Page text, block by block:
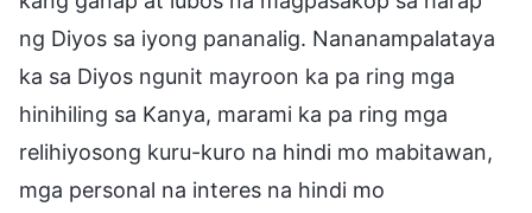
ng Diyos sa iyong pananalig. Nananampalataya
ka sa Diyos ngunit mayroon ka pa ring mga
hinihiling sa Kanya, marami ka pa ring mga
relihiyosong kuru-kuro na hindi mo mabitawan,
mga personal na interes na hindi mo